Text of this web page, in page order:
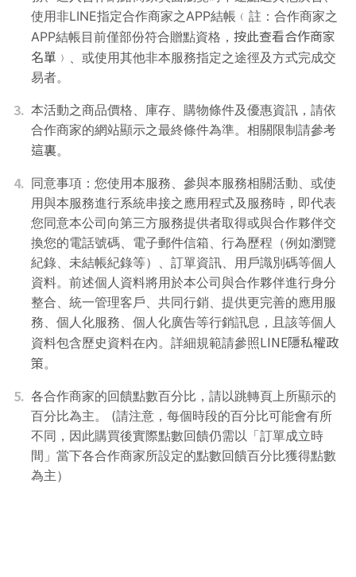
使用非LINE指定合作商家之APP結帳﹙註：合作商家之
APP結帳目前僅部份符合贈點資格， 按此查看合作商家
名單 ﹚、或使用其他非本服務指定之途徑及方式完成交
易者。
3. 本活動之商品價格、庫存、購物條件及優惠資訊，請依
合作商家的網站顯示之最終條件為準。相關限制請參考
這裏。
4. 同意事項：您使用本服務、參與本服務相關活動、或使
用與本服務進行系統串接之應用程式及服務時，即代表
您同意本公司向第三方服務提供者取得或與合作夥伴交
換您的電話號碼、電子郵件信箱、行為歷程（例如瀏覽
紀錄、未結帳紀錄等）、訂單資訊、用戶識別碼等個人
資料。前述個人資料將用於本公司與合作夥伴進行身分
整合、統一管理客戶、共同行銷、提供更完善的應用服
務、個人化服務、個人化廣告等行銷訊息，且該等個人
資料包含歷史資料在內。詳細規範請參照LINE隱私權政
策。
5. 各合作商家的回饋點數百分比，請以跳轉頁上所顯示的
百分比為主。 (請注意，每個時段的百分比可能會有所
不同，因此購買後實際點數回饋仍需以「訂單成立時
間」當下各合作商家所設定的點數回饋百分比獲得點數
為主）